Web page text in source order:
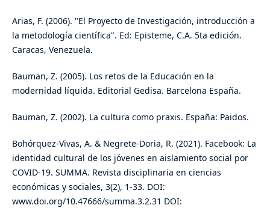
Arias, F. (2006). "El Proyecto de Investigación, introducción a
la metodología científica". Ed: Episteme, C.A. 5ta edición.
Caracas, Venezuela.
Bauman, Z. (2005). Los retos de la Educación en la
modernidad líquida. Editorial Gedisa. Barcelona España.
Bauman, Z. (2002). La cultura como praxis. España: Paidos.
Bohórquez-Vivas, A. & Negrete-Doria, R. (2021). Facebook: La
identidad cultural de los jóvenes en aislamiento social por
COVID-19. SUMMA. Revista disciplinaria en ciencias
económicas y sociales, 3(2), 1-33. DOI:
www.doi.org/10.47666/summa.3.2.31 DOI: